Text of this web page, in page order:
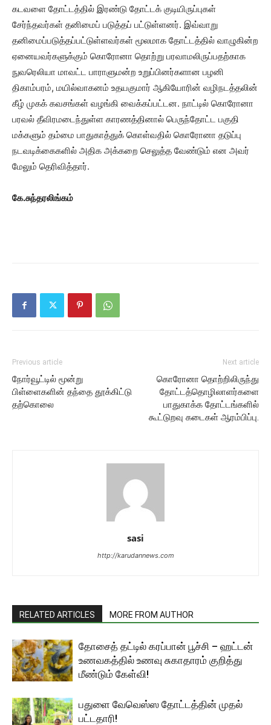
கடவளை தோட்டத்தில் இரண்டு தோட்டக் குடியிருப்புகள்
சேர்ந்தவர்கள் தனிமைப் படுத்தப் பட்டுள்ளனர். இவ்வாறு
தனிமைப்படுத்தப்பட்டுள்ளவர்கள் மூலமாக தோட்டத்தில் வாழுகின்ற
ஏனையவர்களுக்கும் கொரோனா தொற்று பரவாமலிருப்பதற்காக
நுவரெலியா மாவட்ட பாராளுமன்ற உறுப்பினர்களான பழனி
திகாம்பரம், மயில்வாகனம் உதயகுமார் ஆகியோரின் வழிநடத்தலின்
கீழ் முகக் கவசங்கள் வழங்கி வைக்கப்பட்டன. நாட்டில் கொரோனா
பரவல் தீவிரமடைந்துள்ள காரணத்தினால் பெருந்தோட்ட பகுதி
மக்களும் தம்மை பாதுகாத்துக் கொள்வதில் கொரோனா தடுப்பு
நடவடிக்கைகளில் அதிக அக்கறை செலுத்த வேண்டும் என அவர்
மேலும் தெரிவித்தார்.
கே.சுந்தரலிங்கம்
Previous article
நோர்வூட்டில் மூன்று
பிள்ளைகளின் தந்தை தூக்கிட்டு
தற்கொலை
Next article
கொரோனா தொற்றிலிருந்து
தோட்டத்தொழிலாளர்களை
பாதுகாக்க தோட்டங்களில்
கூட்டுறவு கடைகள் ஆரம்பிப்பு.
sasi
http://karudannews.com
RELATED ARTICLES MORE FROM AUTHOR
தோசைத் தட்டில் கரப்பான் பூச்சி – ஹட்டன்
உணவகத்தில் உணவு சுகாதாரம் குறித்து
மீண்டும் கேள்வி!
பதுளை வேவெஸ்ஸ தோட்டத்தின் முதல்
பட்டதாரி!